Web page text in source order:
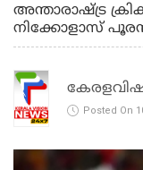
അന്താരാഷ്ട്ര
നിക്കോളാസ്
Posted On